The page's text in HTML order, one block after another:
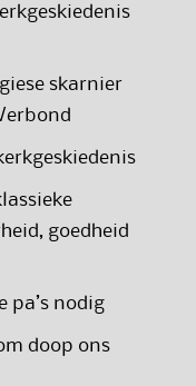
skarnier
goedheid
pa’s nodig
doop ons